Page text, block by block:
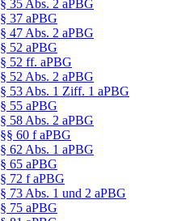
§ 35 Abs. 2 aPBG
§ 37 aPBG
§ 47 Abs. 2 aPBG
§ 52 aPBG
§ 52 ff. aPBG
§ 52 Abs. 2 aPBG
§ 53 Abs. 1 Ziff. 1 aPBG
§ 55 aPBG
§ 58 Abs. 2 aPBG
§§ 60 f aPBG
§ 62 Abs. 1 aPBG
§ 65 aPBG
§ 72 f aPBG
§ 73 Abs. 1 und 2 aPBG
§ 75 aPBG